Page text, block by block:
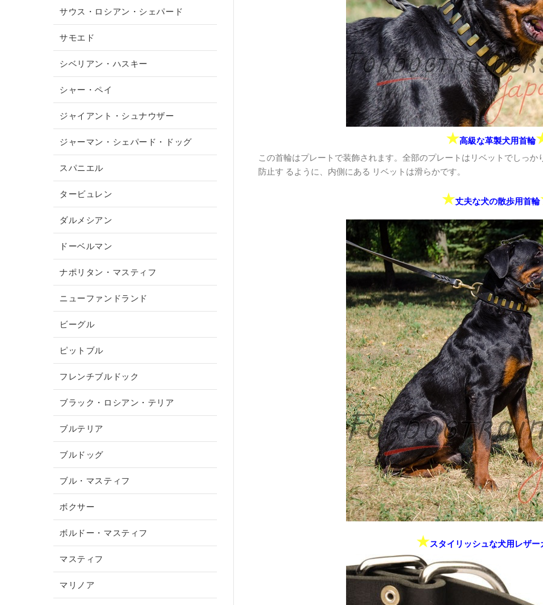
★高級な革製犬用首輪
この首輪はプレートで装飾されます。全部のプレートはリベットでしっ
防止す るように、内側にある リベットは滑らかです。
★丈夫な犬の散歩用首輪
★スタイリッシュな犬用レザー
サウス・ロシアン・シェパード
サモエド
シベリアン・ハスキー
シャー・ペイ
ジャイアント・シュナウザー
ジャーマン・シェパード・ドッグ
スパニエル
タービュレン
ダルメシアン
ドーベルマン
ナポリタン・マスティフ
ニューファンドランド
ビーグル
ピットブル
フレンチブルドック
ブラック・ロシアン・テリア
ブルテリア
ブルドッグ
ブル・マスティフ
ボクサー
ボルドー・マスティフ
マスティフ
マリノア